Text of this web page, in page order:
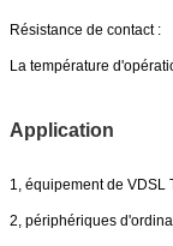
Résistance de contact :
La température
Application
1, équipement de VDSL
2, périphériques